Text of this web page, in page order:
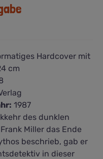
Hardcover mit
cm
1987
des dunklen
Miller das Ende
beschrieb, gab er
in dieser